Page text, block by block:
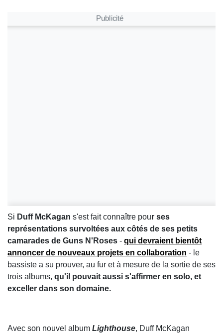
Publicité
Si Duff McKagan s'est fait connaître pour ses
représentations survoltées aux côtés de ses petits
camarades de Guns N'Roses - qui devraient bientôt
annoncer de nouveaux projets en collaboration - le
bassiste a su prouver, au fur et à mesure de la sortie de ses
trois albums, qu'il pouvait aussi s'affirmer en solo, et
exceller dans son domaine.
Avec son nouvel album Lighthouse, Duff McKagan